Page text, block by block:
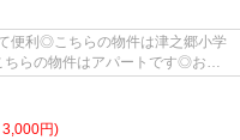
便利◎こちらの物件は津之郷小学
らの物件はアパートです◎お電
円)